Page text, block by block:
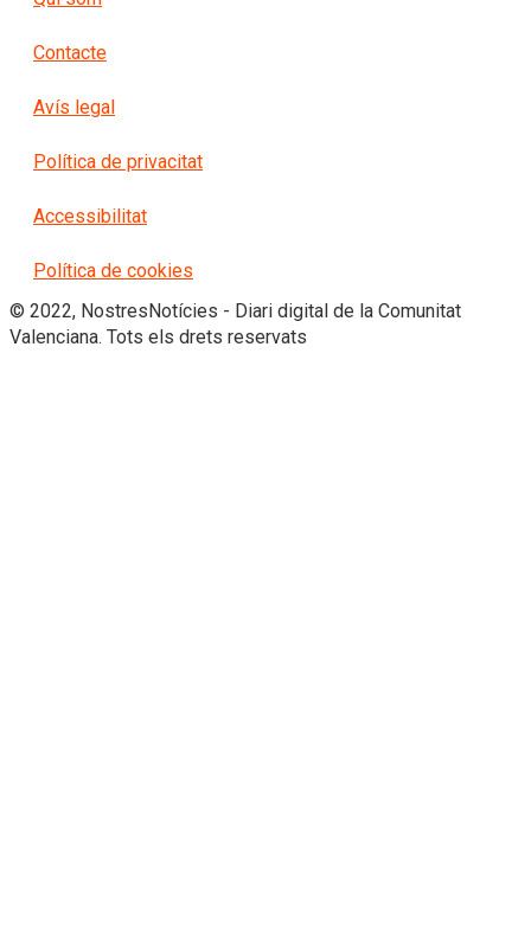
Contacte
Avís legal
Política de privacitat
Accessibilitat
Política de cookies
© 2022, NostresNotícies - Diari digital de la Comunitat
Valenciana. Tots els drets reservats